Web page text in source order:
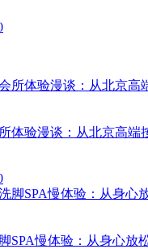
体验漫谈：从北京高端
SPA慢体验：从身心放